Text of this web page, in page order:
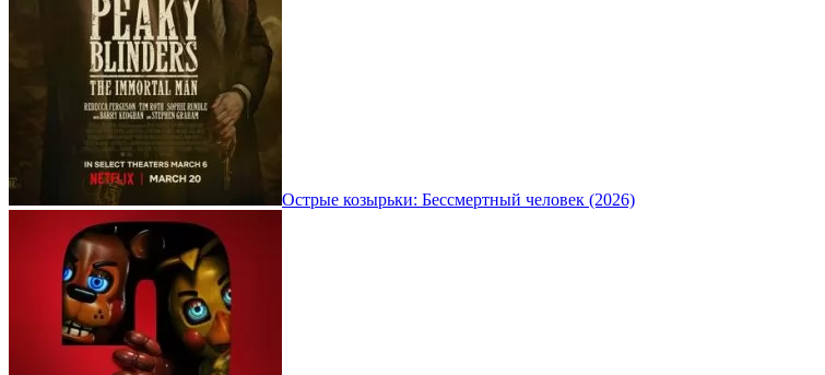
Острые козырьки: Бессмертный человек (2026)